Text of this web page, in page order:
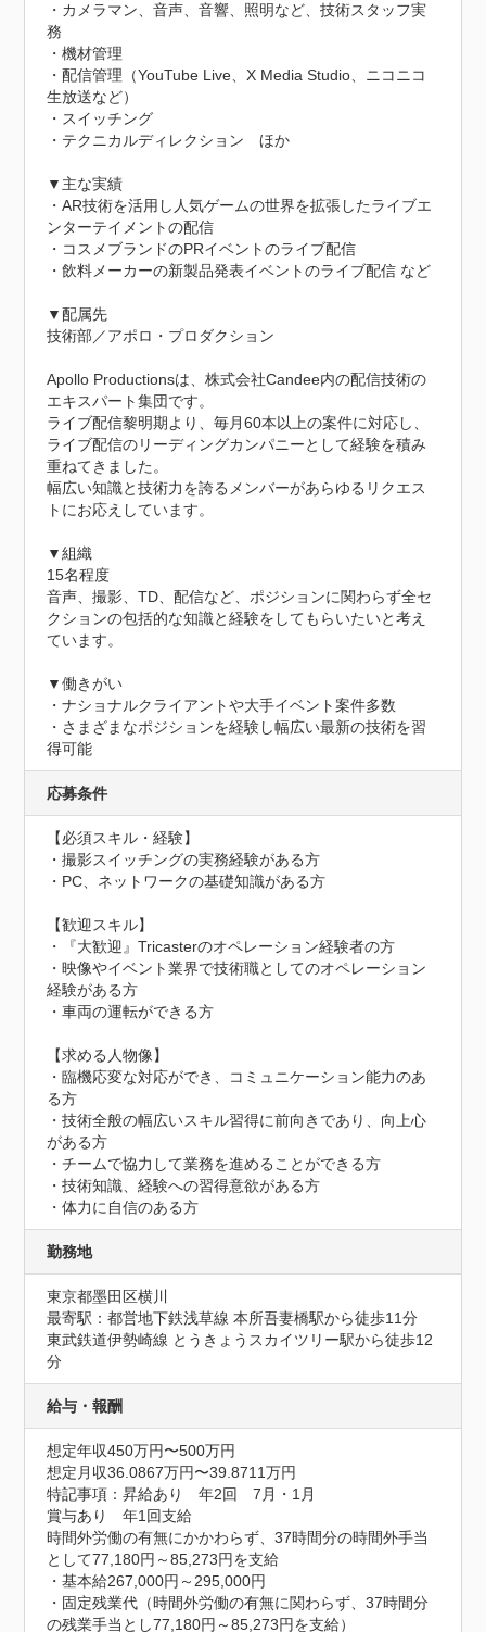
・カメラマン、音声、音響、照明など、技術スタッフ実
務
・機材管理
・配信管理（YouTube Live、X Media Studio、ニコニコ
生放送など）
・スイッチング
・テクニカルディレクション　ほか
▼主な実績
・AR技術を活用し人気ゲームの世界を拡張したライブエ
ンターテイメントの配信
・コスメブランドのPRイベントのライブ配信
・飲料メーカーの新製品発表イベントのライブ配信 など
▼配属先
技術部／アポロ・プロダクション
Apollo Productionsは、株式会社Candee内の配信技術の
エキスパート集団です。
ライブ配信黎明期より、毎月60本以上の案件に対応し、
ライブ配信のリーディングカンパニーとして経験を積み
重ねてきました。
幅広い知識と技術力を誇るメンバーがあらゆるリクエス
トにお応えしています。
▼組織
15名程度
音声、撮影、TD、配信など、ポジションに関わらず全セ
クションの包括的な知識と経験をしてもらいたいと考え
ています。
▼働きがい
・ナショナルクライアントや大手イベント案件多数
・さまざまなポジションを経験し幅広い最新の技術を習
得可能
応募条件
【必須スキル・経験】
・撮影スイッチングの実務経験がある方
・PC、ネットワークの基礎知識がある方
【歓迎スキル】
・『大歓迎』Tricasterのオペレーション経験者の方
・映像やイベント業界で技術職としてのオペレーション
経験がある方
・車両の運転ができる方
【求める人物像】
・臨機応変な対応ができ、コミュニケーション能力のあ
る方
・技術全般の幅広いスキル習得に前向きであり、向上心
がある方
・チームで協力して業務を進めることができる方
・技術知識、経験への習得意欲がある方
・体力に自信のある方
勤務地
東京都墨田区横川
最寄駅：都営地下鉄浅草線 本所吾妻橋駅から徒歩11分
東武鉄道伊勢崎線 とうきょうスカイツリー駅から徒歩12
分
給与・報酬
想定年収450万円〜500万円
想定月収36.0867万円〜39.8711万円
特記事項：昇給あり　年2回　7月・1月
賞与あり　年1回支給
時間外労働の有無にかかわらず、37時間分の時間外手当
として77,180円～85,273円を支給
・基本給267,000円～295,000円
・固定残業代（時間外労働の有無に関わらず、37時間分
の残業手当とし77,180円～85,273円を支給）